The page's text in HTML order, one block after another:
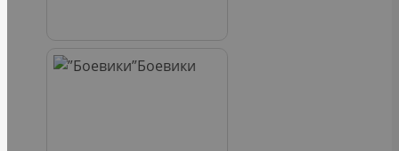
Боевики